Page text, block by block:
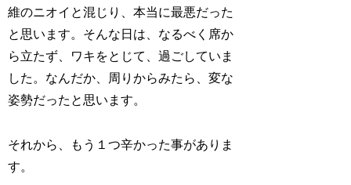
維のニオイと混じり、本当に最悪だった
と思います。そんな日は、なるべく席か
ら立たず、ワキをとじて、過ごしていま
した。なんだか、周りからみたら、変な
姿勢だったと思います。
それから、もう１つ辛かった事がありま
す。